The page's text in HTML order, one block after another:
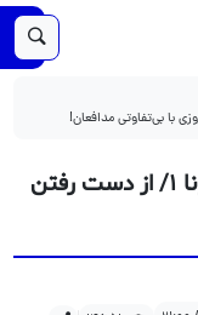
14651
ویدیو| خلاصه بازی اینتر ۱ - هلاس ورونا ۱/ از دست رفتن